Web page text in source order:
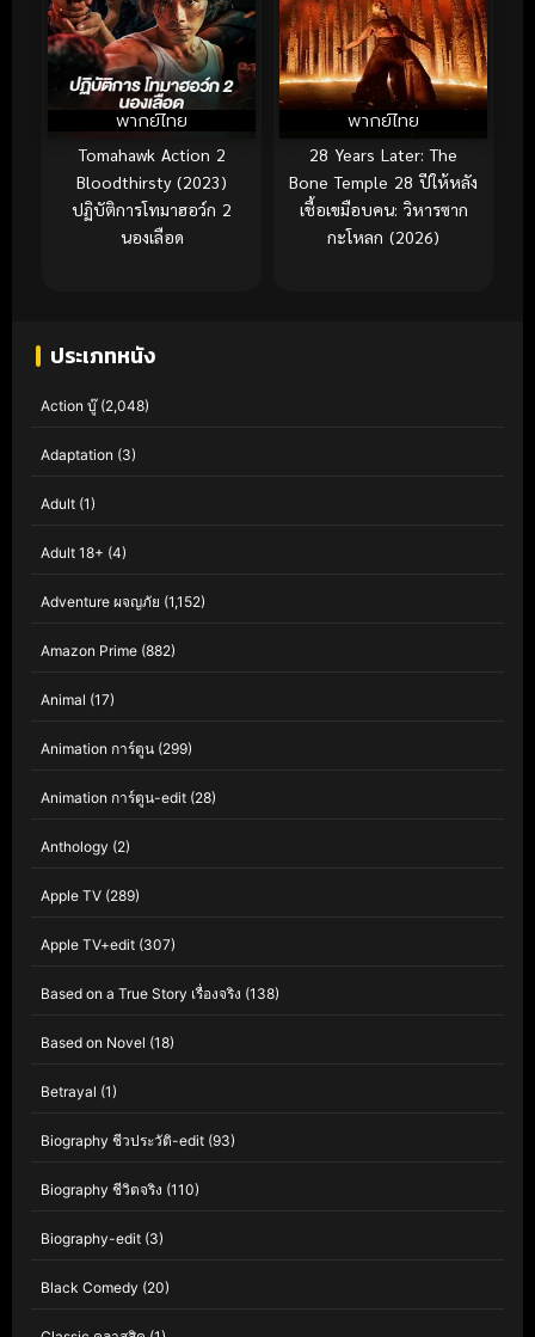
พากย์ไทย
Tomahawk Action 2
Bloodthirsty (2023)
ปฏิบัติการโทมาฮอว์ก 2
นองเลือด
พากย์ไทย
28 Years Later: The
Bone Temple 28 ปีให้หลัง
เชื้อเขมือบคน: วิหารซาก
กะโหลก (2026)
ประเภทหนัง
Action บู๊(2,048)
Adaptation (3)
Adult (1)
Adult 18+ (4)
Adventure ผจญภัย (1,152)
Amazon Prime (882)
Animal (17)
Animation การ์ตูน (299)
Animation การ์ตูน-edit (28)
Anthology (2)
Apple TV (289)
Apple TV+edit (307)
Based on a True Story เรื่องจริง (138)
Based on Novel (18)
Betrayal (1)
Biography ชีวประวัติ-edit (93)
Biography ชีวิตจริง (110)
Biography-edit (3)
Black Comedy (20)